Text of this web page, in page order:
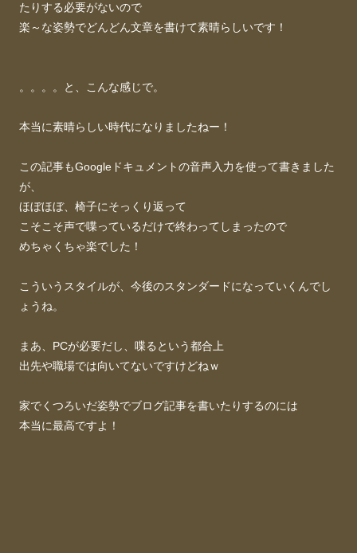
たりする必要がないので
楽～な姿勢でどんどん文章を書けて素晴らしいです！
。。。。と、こんな感じで。
本当に素晴らしい時代になりましたねー！
この記事もGoogleドキュメントの音声入力を使って書きました
が、
ほぼほぼ、椅子にそっくり返って
こそこそ声で喋っているだけで終わってしまったので
めちゃくちゃ楽でした！
こういうスタイルが、今後のスタンダードになっていくんでし
ょうね。
まあ、PCが必要だし、喋るという都合上
出先や職場では向いてないですけどねｗ
家でくつろいだ姿勢でブログ記事を書いたりするのには
本当に最高ですよ！